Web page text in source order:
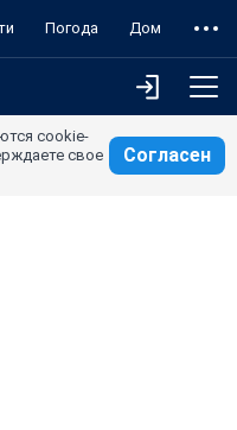
Погода Дом
cookie-
свое
Согласен